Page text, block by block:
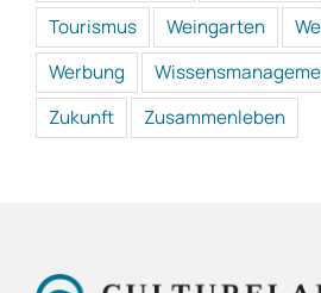
Tourismus
Weingarten
Werbung
Zukunft
Zusammenleben